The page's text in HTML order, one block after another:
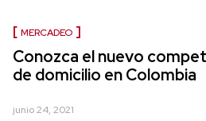
MERCADEO
Conozca el nuevo
de domicilio en Colombia
junio 24, 2021